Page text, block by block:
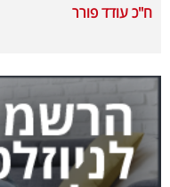
ויראלי
עסקי
ספורט
קריירה
ח"כ עודד פורר